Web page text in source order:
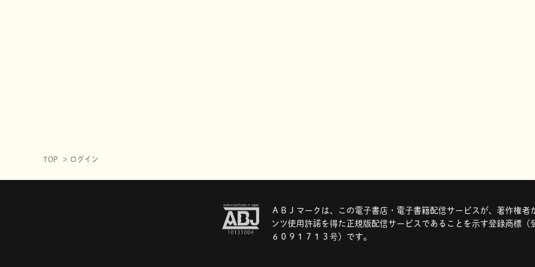
TOP ログイン
ＡＢＪマークは、この電子書店・電子書籍配信サービスが、著作権者
ンツ使用許諾を得た正規版配信サービスであることを示す登録商標（
６０９１７１３号）です。